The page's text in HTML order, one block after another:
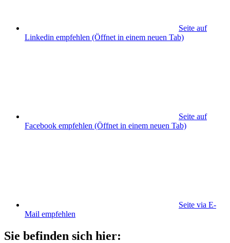
Seite auf
Linkedin empfehlen (Öffnet in einem neuen Tab)
Seite auf
Facebook empfehlen (Öffnet in einem neuen Tab)
Seite via E-
Mail empfehlen
Sie befinden sich hier: